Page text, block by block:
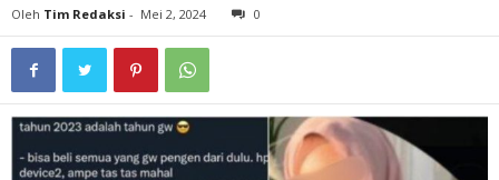
Oleh Tim Redaksi - Mei 2, 2024 0